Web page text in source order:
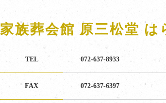
家族葬会館 原三松堂 は
TEL 072-637-8933
FAX 072-637-6397